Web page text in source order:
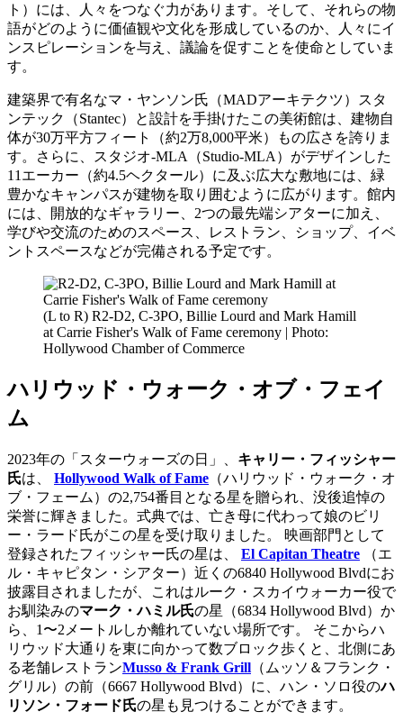
ト）には、人々をつなぐ力があります。そして、それらの物
語がどのように価値観や文化を形成しているのか、人々にイ
ンスピレーションを与え、議論を促すことを使命としていま
す。
建築界で有名なマ・ヤンソン氏（MADアーキテクツ）スタ
ンテック（Stantec）と設計を手掛けたこの美術館は、建物自
体が30万平方フィート（約2万8,000平米）もの広さを誇りま
す。さらに、スタジオ-MLA（Studio-MLA）がデザインした
11エーカー（約4.5ヘクタール）に及ぶ広大な敷地には、緑
豊かなキャンパスが建物を取り囲むように広がります。館内
には、開放的なギャラリー、2つの最先端シアターに加え、
学びや交流のためのスペース、レストラン、ショップ、イベ
ントスペースなどが完備される予定です。
(L to R) R2-D2, C-3PO, Billie Lourd and Mark Hamill
at Carrie Fisher's Walk of Fame ceremony | Photo:
Hollywood Chamber of Commerce
ハリウッド・ウォーク・オブ・フェイ
ム
2023年の「スターウォーズの日」、 キャリー・フィッシャー
氏は、 Hollywood Walk of Fame （ハリウッド・ウォーク・オ
ブ・フェーム）の2,754番目となる星を贈られ、没後追悼の
栄誉に輝きました。式典では、亡き母に代わって娘のビリ
ー・ラード氏がこの星を受け取りました。 映画部門として
登録されたフィッシャー氏の星は、 El Capitan Theatre （エ
ル・キャピタン・シアター）近くの6840 Hollywood Blvdにお
披露目されましたが、これはルーク・スカイウォーカー役で
お馴染みのマーク・ハミル氏の星（6834 Hollywood Blvd）か
ら、1〜2メートルしか離れていない場所です。 そこからハ
リウッド大通りを東に向かって数ブロック歩くと、北側にあ
る老舗レストランMusso & Frank Grill （ムッソ＆フランク・
グリル）の前（6667 Hollywood Blvd）に、ハン・ソロ役のハ
リソン・フォード氏の星も見つけることができます。